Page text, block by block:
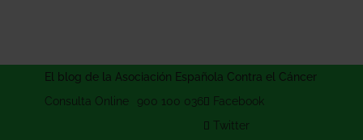
El blog de la Asociación Española Contra el Cáncer
Consulta Online
900 100 036
Facebook
Twitter